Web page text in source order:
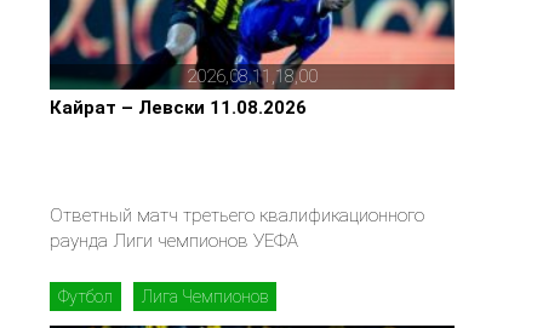
2026,08,11,18,00
Кайрат – Левски 11.08.2026
Ответный матч третьего квалификационного
раунда Лиги чемпионов УЕФА
Футбол Лига Чемпионов